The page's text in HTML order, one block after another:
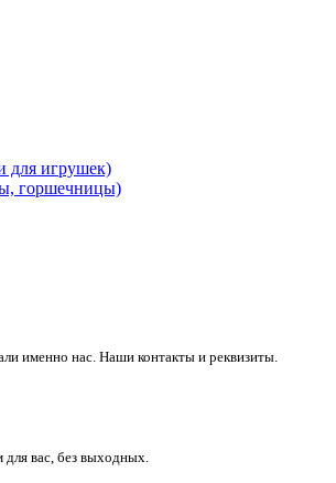
для игрушек)
горшечницы)
именно нас. Наши контакты и реквизиты.
вас, без выходных.